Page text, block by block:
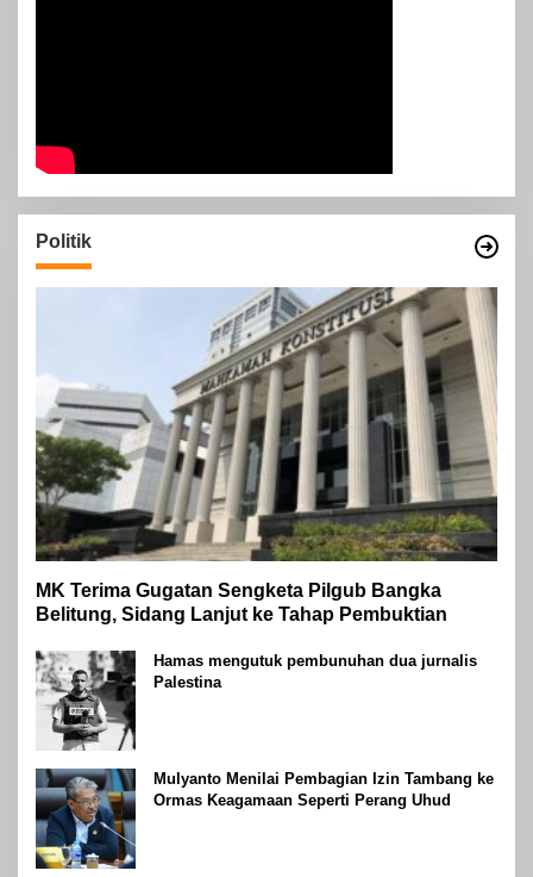
Politik
MK Terima Gugatan Sengketa Pilgub Bangka
Belitung, Sidang Lanjut ke Tahap Pembuktian
Hamas mengutuk pembunuhan dua jurnalis
Palestina
Mulyanto Menilai Pembagian Izin Tambang ke
Ormas Keagamaan Seperti Perang Uhud